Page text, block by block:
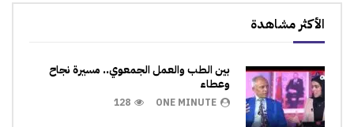
الأكثر مشاهدة
بين الطب والعمل الجمعوي.. مسيرة نجاح
وعطاء
ONE MINUTE
128